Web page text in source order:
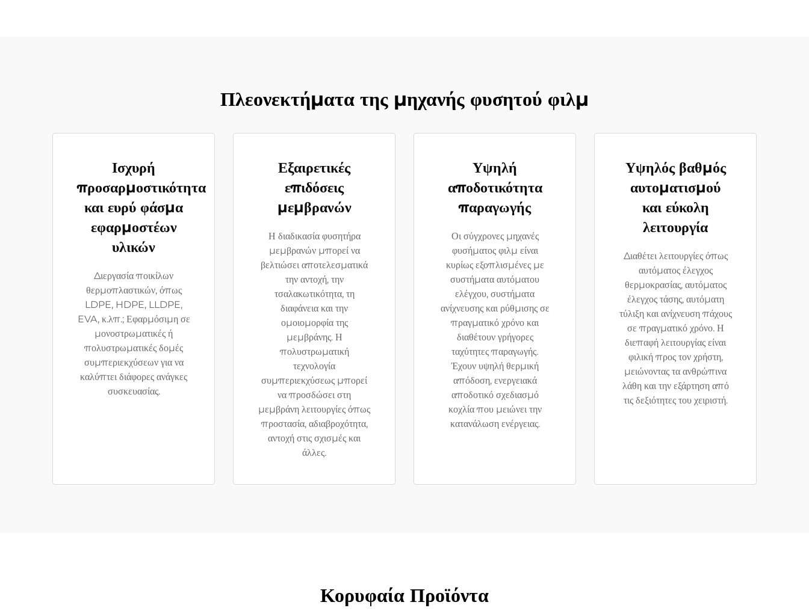
Πλεονεκτήματα της μηχανής φυσητού φιλμ
Ισχυρή
προσαρμοστικότητα
και ευρύ φάσμα
εφαρμοστέων
υλικών
Διεργασία ποικίλων
θερμοπλαστικών, όπως
LDPE, HDPE, LLDPE,
EVA, κ.λπ.; Εφαρμόσιμη σε
μονοστρωματικές ή
πολυστρωματικές δομές
συμπεριεκχύσεων για να
καλύπτει διάφορες ανάγκες
συσκευασίας.
Εξαιρετικές
επιδόσεις
μεμβρανών
Η διαδικασία φυσητήρα
μεμβρανών μπορεί να
βελτιώσει αποτελεσματικά
την αντοχή, την
τσαλακωτικότητα, τη
διαφάνεια και την
ομοιομορφία της
μεμβράνης. Η
πολυστρωματική
τεχνολογία
συμπεριεκχύσεως μπορεί
να προσδώσει στη
μεμβράνη λειτουργίες όπως
προστασία, αδιαβροχότητα,
αντοχή στις σχισμές και
άλλες.
Υψηλή
αποδοτικότητα
παραγωγής
Οι σύγχρονες μηχανές
φυσήματος φιλμ είναι
κυρίως εξοπλισμένες με
συστήματα αυτόματου
ελέγχου, συστήματα
ανίχνευσης και ρύθμισης σε
πραγματικό χρόνο και
διαθέτουν γρήγορες
ταχύτητες παραγωγής.
Έχουν υψηλή θερμική
απόδοση, ενεργειακά
αποδοτικό σχεδιασμό
κοχλία που μειώνει την
κατανάλωση ενέργειας.
Υψηλός βαθμός
αυτοματισμού
και εύκολη
λειτουργία
Διαθέτει λειτουργίες όπως
αυτόματος έλεγχος
θερμοκρασίας, αυτόματος
έλεγχος τάσης, αυτόματη
τύλιξη και ανίχνευση πάχους
σε πραγματικό χρόνο. Η
διεπαφή λειτουργίας είναι
φιλική προς τον χρήστη,
μειώνοντας τα ανθρώπινα
λάθη και την εξάρτηση από
τις δεξιότητες του χειριστή.
Κορυφαία Προϊόντα